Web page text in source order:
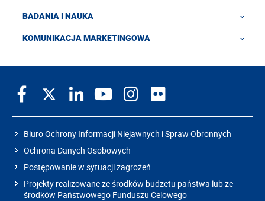
BADANIA I NAUKA
KOMUNIKACJA MARKETINGOWA
Biuro Ochrony Informacji Niejawnych i Spraw Obronnych
Ochrona Danych Osobowych
Postępowanie w sytuacji zagrożeń
Projekty realizowane ze środków budżetu państwa lub ze
środków Państwowego Funduszu Celowego